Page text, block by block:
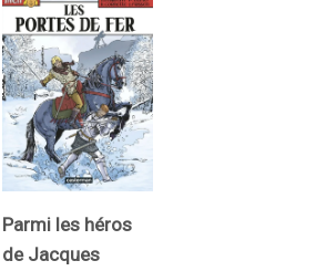
Parmi les héros
de Jacques